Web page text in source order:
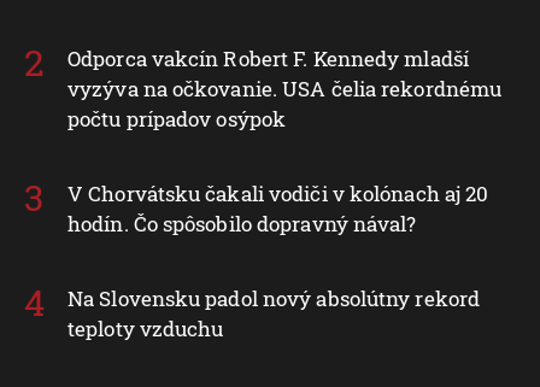
Odporca vakcín Robert F. Kennedy mladší
vyzýva na očkovanie. USA čelia rekordnému
počtu prípadov osýpok
V Chorvátsku čakali vodiči v kolónach aj 20
hodín. Čo spôsobilo dopravný nával?
Na Slovensku padol nový absolútny rekord
teploty vzduchu